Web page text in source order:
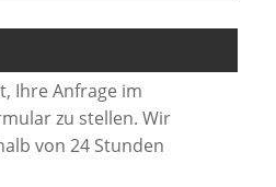
Ihre Anfrage im
zu stellen. Wir
von 24 Stunden